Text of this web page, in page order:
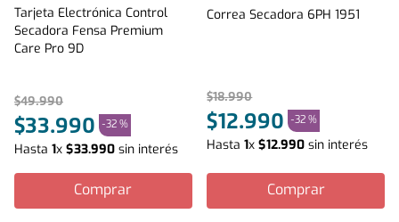
Tarjeta Electrónica Control
Secadora Fensa Premium
Care Pro 9D
$49.990
$33.990 -32 %
Hasta 1x $33.990 sin interés
Comprar
Correa Secadora 6PH 1951
$18.990
$12.990 -32 %
Hasta1x$12.990 sin interés
Comprar